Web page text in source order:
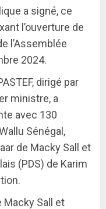
a signé, ce
l’ouverture de
l’Assemblée
2024.
dirigé par
ministre, a
avec 130
Sénégal,
de Macky Sall et
(PDS) de Karim
Sall et